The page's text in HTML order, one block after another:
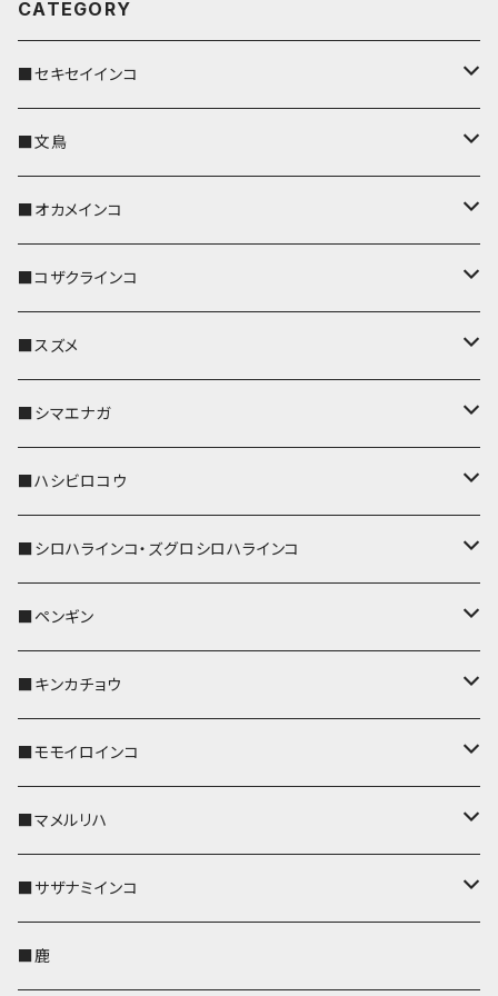
CATEGORY
■セキセイインコ
キーカバー
キーホルダー
パスケース
リール付きストラップ
リールのみ
ストラップ付
IDカードホルダー
キーケース
名刺入れ・カードケース
コインケース
メガネケース
ポシェット・バッグ
帆布・デニム
KONBU
Apple Watchバンド
ポーチ
レザートレイ
■文鳥
キーカバー
キーホルダー
パスケース
リール付きストラップ
リールのみ
ストラップ付
キーケース
名刺入れ・カードケース
メガネケース
IDカードホルダー
ポシェット・バッグ
帆布・デニム
KONBU
ポーチ
コインケース
AppleWatchバンド
■オカメインコ
キーカバー
キーホルダー
パスケース
IDカードホルダー
リール付きストラップ
リールのみ
ストラップ付
キーケース
名刺入れ・カードケース
ポシェット・バッグ
帆布・デニム
KONBU
ポーチ
コインケース
メガネケース
■コザクラインコ
キーカバー
キーホルダー
パスケース
リール付きストラップ
リールのみ
ストラップ付
メガネケース
コインケース
IDカードホルダー
ポーチ
ポシェット・バッグ
帆布・デニム
キーケース
■スズメ
キーカバー
キーホルダー
パスケース
リール付きストラップ
リールのみ
ストラップ付
IDカードホルダー
メガネケース
コインケース
ポシェット・バッグ
帆布・デニム
キーケース
■シマエナガ
キーカバー
キーホルダー
パスケース
IDカードホルダー
リール付きストラップ
リールのみ
ストラップ付
キーケース
メガネケース
コインケース
■ハシビロコウ
キーカバー
キーホルダー
リール付きストラップ
リールのみ
ストラップ付
レザートレイ
パスケース
IDカードホルダー
キーケース
■シロハラインコ・ズグロシロハラインコ
キーカバー
キーホルダー
リール付きストラップ
リールのみ
ストラップ付
パスケース
IDカードホルダー
キーケース
■ペンギン
キーカバー
キーホルダー
パスケース
リール付きストラップ
リールのみ
IDカードホルダー
■キンカチョウ
キーカバー
AppleWatchバンド
キーホルダー・チャーム
パスケース
■モモイロインコ
キーカバー
キーホルダー
リール付きストラップ
■マメルリハ
レザートレイ
キーカバー
■サザナミインコ
キーカバー
■鹿